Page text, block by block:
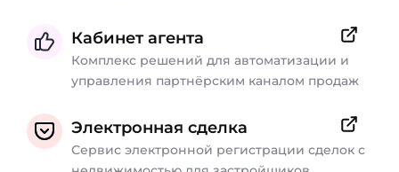
Кабинет агента
Комплекс решений для автоматизации и
управления партнёрским каналом продаж
Электронная сделка
Сервис электронной регистрации сделок с